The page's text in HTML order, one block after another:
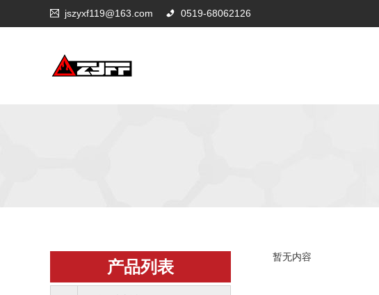
jszyxf119@163.com 0519-68062126
暂无内容
产品列表